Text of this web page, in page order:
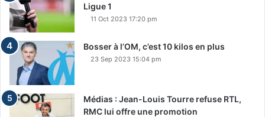
Ligue 1
11 Oct 2023 17:20 pm
Bosser à l’OM, c’est 10 kilos en plus
23 Sep 2023 15:04 pm
Médias : Jean-Louis Tourre refuse RTL,
RMC lui offre une promotion